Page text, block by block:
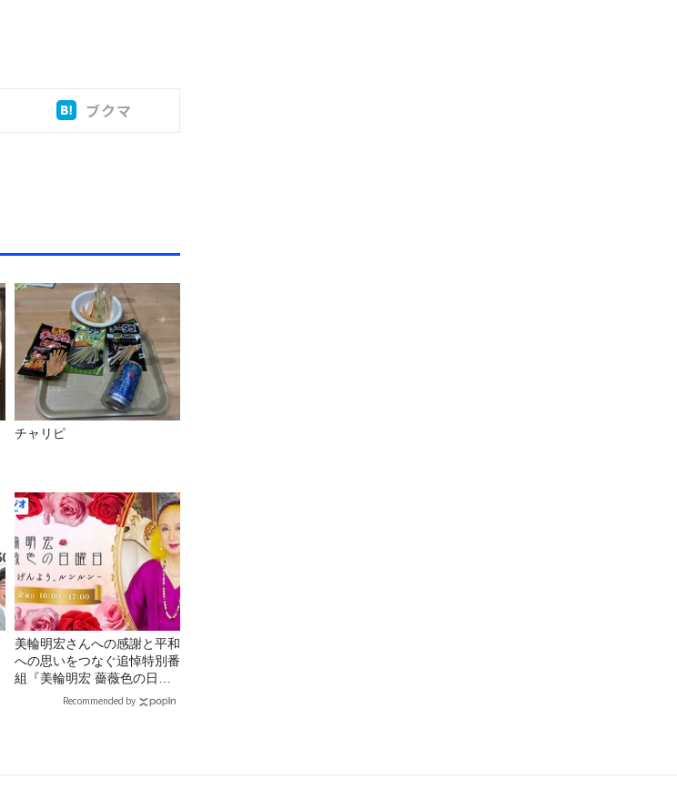
ブクマ
チャリピ
美輪明宏さんへの感謝と平和
への思いをつなぐ追悼特別番
組『美輪明宏 薔薇色の日曜
日～ごきげんよう、ルンルン
Recommended by